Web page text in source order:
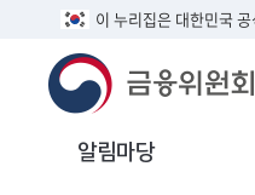
이 누리집은 대한민국
알림마당